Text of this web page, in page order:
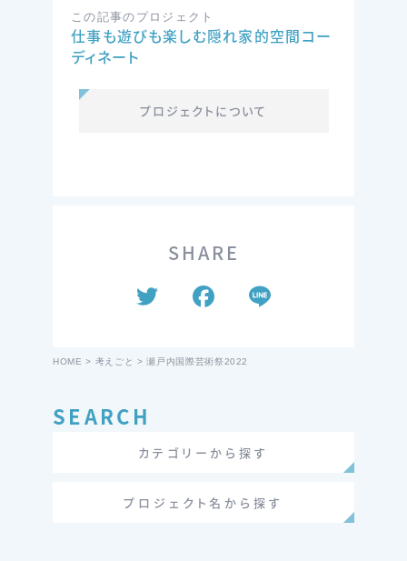
この記事のプロジェクト
仕事も遊びも楽しむ隠れ家的空間コー
ディネート
プロジェクトについて
SHARE
tt
c
o
k
HOME > 考えごと >瀬戸内国際芸術祭2022
SEARCH
カテゴリーから探す
プロジェクト名から探す